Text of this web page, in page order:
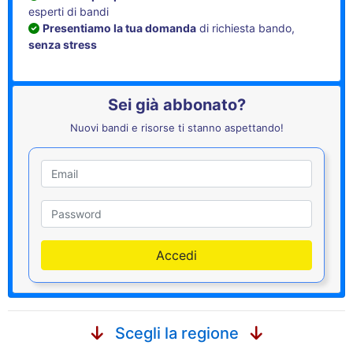
esperti di bandi
Presentiamo la tua domanda di richiesta bando,
senza stress
Sei già abbonato?
Nuovi bandi e risorse ti stanno aspettando!
Accedi
Scegli la regione